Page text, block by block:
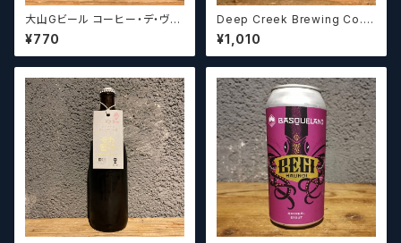
大山Gビール コーヒー・デ・ヴァ
イス【クラフトビール】
¥770
Deep Creek Brewing Co. L
upulin Effect ディープクリ
ーク ルプリン エフェクト
¥1,010